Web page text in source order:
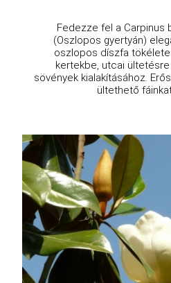
Fedezze fel a Carpinus
(Oszlopos gyertyán)
oszlopos díszfa
kertekbe, utcai
sövények kialakításához.
ültethető